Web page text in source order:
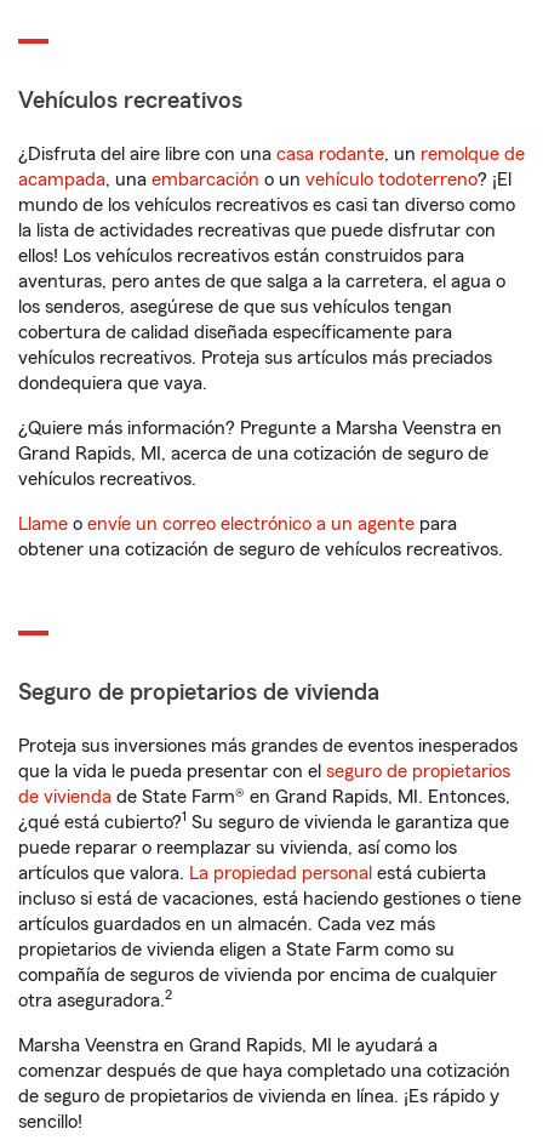
Vehículos recreativos
¿Disfruta del aire libre con una casa rodante, un remolque de
acampada, una embarcación o un vehículo todoterreno? ¡El
mundo de los vehículos recreativos es casi tan diverso como
la lista de actividades recreativas que puede disfrutar con
ellos! Los vehículos recreativos están construidos para
aventuras, pero antes de que salga a la carretera, el agua o
los senderos, asegúrese de que sus vehículos tengan
cobertura de calidad diseñada específicamente para
vehículos recreativos. Proteja sus artículos más preciados
dondequiera que vaya.
¿Quiere más información? Pregunte a Marsha Veenstra en
Grand Rapids, MI, acerca de una cotización de seguro de
vehículos recreativos.
Llame o envíe un correo electrónico a un agente para
obtener una cotización de seguro de vehículos recreativos.
Seguro de propietarios de vivienda
Proteja sus inversiones más grandes de eventos inesperados
que la vida le pueda presentar con el seguro de propietarios
de vivienda de State Farm® en Grand Rapids, MI. Entonces,
¿qué está cubierto?1 Su seguro de vivienda le garantiza que
puede reparar o reemplazar su vivienda, así como los
artículos que valora. La propiedad personal está cubierta
incluso si está de vacaciones, está haciendo gestiones o tiene
artículos guardados en un almacén. Cada vez más
propietarios de vivienda eligen a State Farm como su
compañía de seguros de vivienda por encima de cualquier
otra aseguradora.2
Marsha Veenstra en Grand Rapids, MI le ayudará a
comenzar después de que haya completado una cotización
de seguro de propietarios de vivienda en línea. ¡Es rápido y
sencillo!